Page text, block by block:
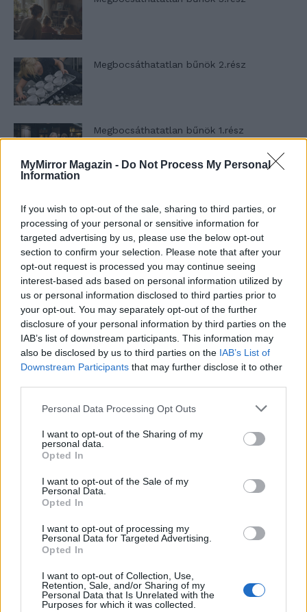
MyMirror Magazin - Do Not Process My Personal
Information
If you wish to opt-out of the sale, sharing to third parties, or
processing of your personal or sensitive information for
targeted advertising by us, please use the below opt-out
section to confirm your selection. Please note that after your
opt-out request is processed you may continue seeing
interest-based ads based on personal information utilized by
us or personal information disclosed to third parties prior to
your opt-out. You may separately opt-out of the further
disclosure of your personal information by third parties on the
IAB’s list of downstream participants. This information may
also be disclosed by us to third parties on the IAB’s List of
Downstream Participants that may further disclose it to other
Personal Data Processing Opt Outs
I want to opt-out of the Sharing of my
personal data.
Opted In
I want to opt-out of the Sale of my
Personal Data.
Opted In
I want to opt-out of processing my
Personal Data for Targeted Advertising.
Opted In
I want to opt-out of Collection, Use,
Retention, Sale, and/or Sharing of my
Personal Data that Is Unrelated with the
Purposes for which it was collected.
Megbocsáthatatlan bűnök 2.rész
Megbocsáthatatlan bűnök 1.rész
jelképe
Minka 12. rész
Minka 11. rész
A legidegesítőbb kifejezések laza
gyűjteménye
Elyna Robbs: Adéle és az örökölt árnyak
13. rész